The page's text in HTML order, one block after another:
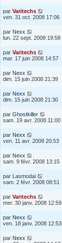
par Varitechs
ven. 31 oct. 2008 17:06
par Nexx
lun. 22 sept. 2008 19:58
par Varitechs
mar. 17 juin 2008 14:57
par Nexx
dim. 15 juin 2008 21:39
par Nexx
dim. 15 juin 2008 21:30
par Ghostkiller
sam. 19 avr. 2008 11:00
par Nexx
ven. 11 avr. 2008 20:53
par Nexx
sam. 9 févr. 2008 13:15
par Lasmodai
sam. 2 févr. 2008 08:51
par Varitechs
mer. 30 janv. 2008 12:59
par Nexx
ven. 18 janv. 2008 12:53
par Nexx